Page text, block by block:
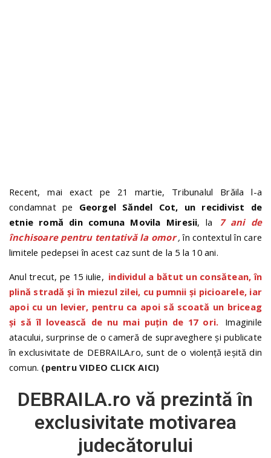
Recent, mai exact pe 21 martie, Tribunalul Brăila l-a
condamnat pe Georgel Săndel Cot, un recidivist de
etnie romă din comuna Movila Miresii, la
7 ani de
închisoare pentru tentativă la omor ,în contextul în care
limitele pedepsei în acest caz sunt de la 5 la 10 ani.
Anul trecut, pe 15 iulie, individul a bătut un consătean, în
plină stradă și în miezul zilei, cu pumnii și picioarele, iar
apoi cu un levier, pentru ca apoi să scoată un briceag
și să îl lovească de nu mai puțin de 17 ori. Imaginile
atacului, surprinse de o cameră de supraveghere și publicate
în exclusivitate de DEBRAILA.ro, sunt de o violență ieșită din
comun. (pentru VIDEO CLICK AICI)
DEBRAILA.ro vă prezintă în
exclusivitate motivarea
judecătorului